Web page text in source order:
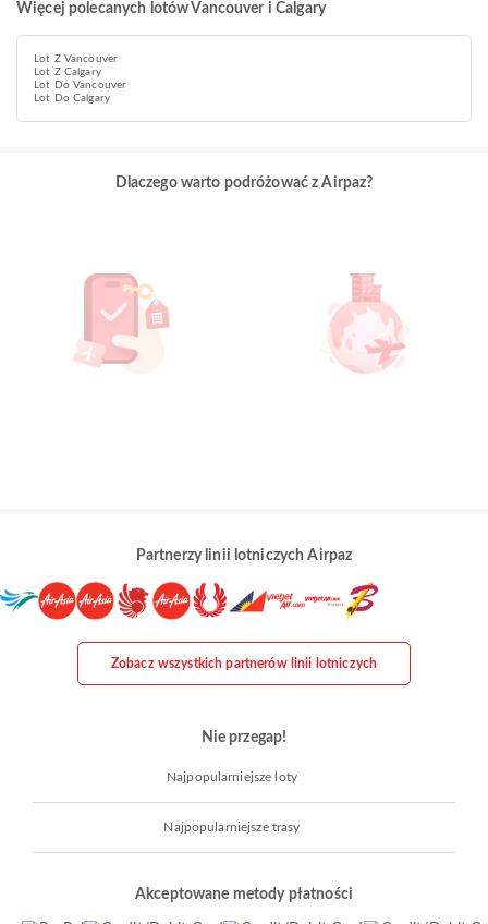
Więcej polecanych lotów Vancouver i Calgary
Lot Z Vancouver
Lot Z Calgary
Lot Do Vancouver
Lot Do Calgary
Dlaczego warto podróżować z Airpaz?
Partnerzy linii lotniczych Airpaz
Zobacz wszystkich partnerów linii lotniczych
Nie przegap!
Najpopularniejsze loty
Najpopularniejsze trasy
Akceptowane metody płatności